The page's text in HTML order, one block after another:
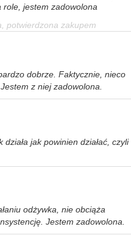
role, jestem zadowolona
potwierdzona zakupem
dobrze. Faktycznie, nieco
z niej zadowolona.
jak powinien działać, czyli
odżywka, nie obciąża
Jestem zadowolona.